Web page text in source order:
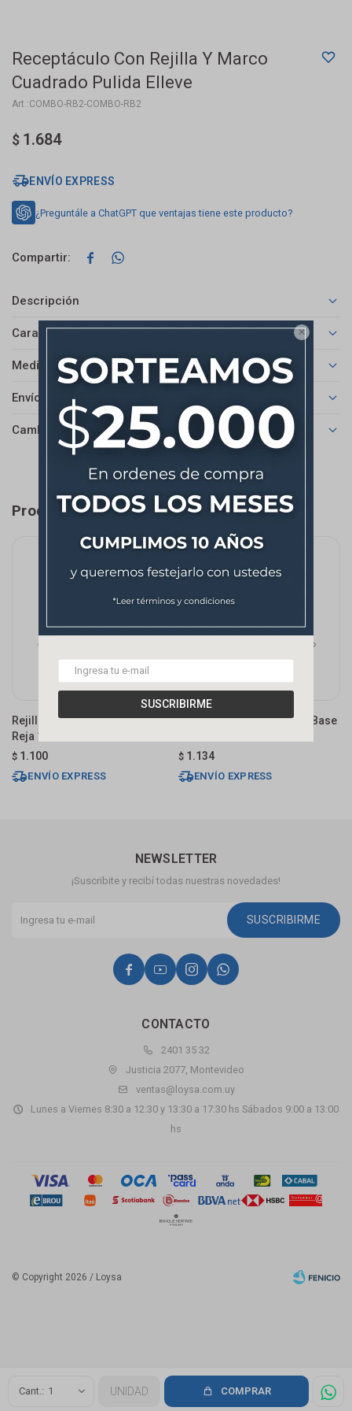

SUSCRIBIRME
Receptáculo Con Rejilla Y Marco
Cuadrado Pulida Elleve
COMBO-RB2-COMBO-RB2
$ 1.684
ENVÍO EXPRESS
1 UNIDAD COMPRAR
¿Preguntále a ChatGPT que ventajas tiene este producto?
 
Descripción
Características
Medios de pago
Envíos
Cambios y Devoluciones
Productos que te pueden interesar
Rejilla Bronce Pulido Con Base
Reja 10x10 Cm
$ 1.100
ENVÍO EXPRESS
Rejilla Bronce Pulida Con Base
$ 1.134
ENVÍO EXPRESS
CONTACTO
2401 35 32
Justicia 2077, Montevideo
ventas@loysa.com.uy
Lunes a Viernes 8:30 a 12:30 y 13:30 a 17:30 hs Sábados 9:00 a 13:00
hs
NEWSLETTER
¡Suscribite y recibí todas nuestras novedades!
SUSCRIBIRME
   
© Copyright 2026 / Loysa
Fenicio